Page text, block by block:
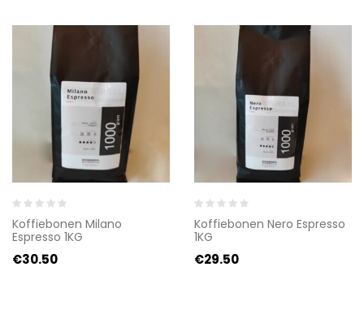
Koffiebonen Milano
Espresso 1KG
€30.50
Koffiebonen Nero Espresso
1KG
€29.50